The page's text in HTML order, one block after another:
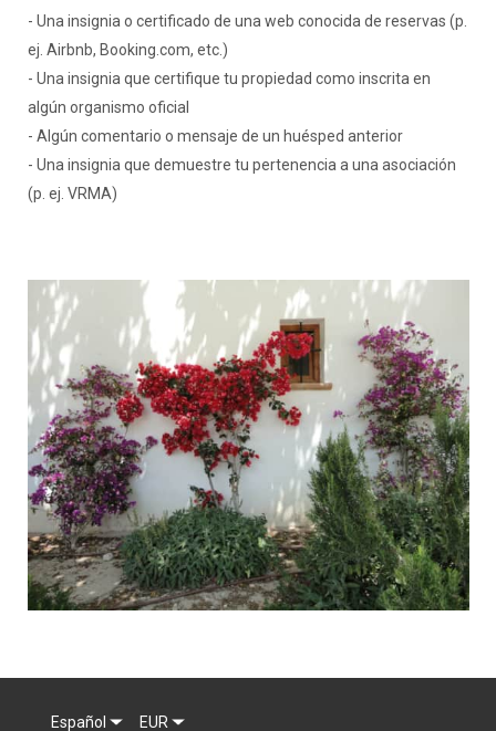
- Una insignia o certificado de una web conocida de reservas (p.
ej. Airbnb, Booking.com, etc.)
- Una insignia que certifique tu propiedad como inscrita en
algún organismo oficial
- Algún comentario o mensaje de un huésped anterior
- Una insignia que demuestre tu pertenencia a una asociación
(p. ej. VRMA)
Español EUR